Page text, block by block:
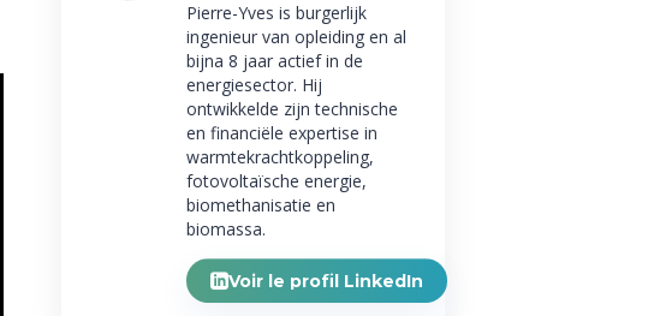
Pierre-Yves is burgerlijk
ingenieur van opleiding en al
bijna 8 jaar actief in de
energiesector. Hij
ontwikkelde zijn technische
en financiële expertise in
warmtekrachtkoppeling,
fotovoltaïsche energie,
biomethanisatie en
biomassa.
Voir le profil LinkedIn